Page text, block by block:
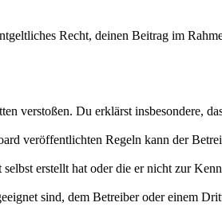
Recht, deinen Beitrag im
verstoßen. Du erklärst insbesondere,
veröffentlichten Regeln kann der
erstellt hat oder die er nicht zur
sind, dem Betreiber oder einem